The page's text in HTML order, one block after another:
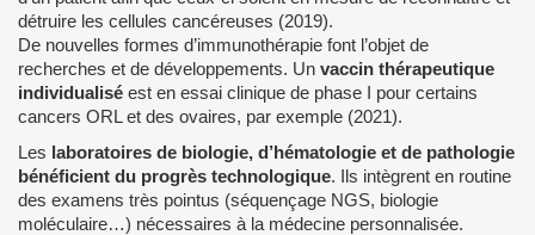
détruire les cellules cancéreuses (2019).
De nouvelles formes d’immunothérapie font l’objet de
recherches et de développements. Un vaccin thérapeutique
individualisé est en essai clinique de phase I pour certains
cancers ORL et des ovaires, par exemple (2021).
Les laboratoires de biologie, d’hématologie et de pathologie
bénéficient du progrès technologique. Ils intègrent en routine
des examens très pointus (séquençage NGS, biologie
moléculaire…) nécessaires à la médecine personnalisée.